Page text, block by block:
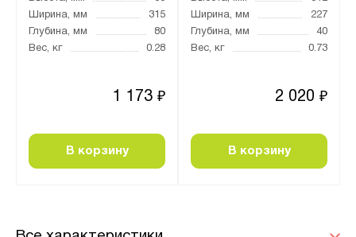
Ширина, мм
315
Глубина, мм
80
Вес, кг
0.28
1 173 ₽
В корзину
Ширина, мм
227
Глубина, мм
40
Вес, кг
0.73
2 020 ₽
В корзину